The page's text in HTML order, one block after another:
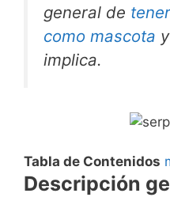
general de
como mascota
implica.
Tabla de Contenidos
Descripción